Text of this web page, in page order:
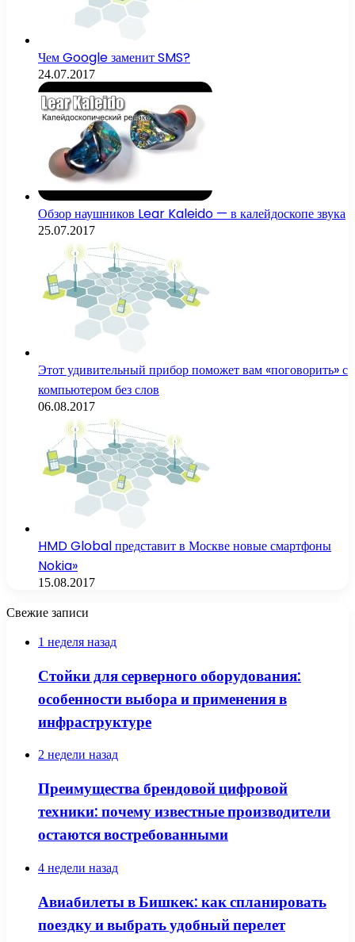
Чем Google заменит SMS?
24.07.2017
Обзор наушников Lear Kaleido — в калейдоскопе звука
25.07.2017
Этот удивительный прибор поможет вам «поговорить» с
компьютером без слов
06.08.2017
HMD Global представит в Москве новые смартфоны
Nokia»
15.08.2017
Свежие записи
1 неделя назад
Стойки для серверного оборудования:
особенности выбора и применения в
инфраструктуре
2 недели назад
Преимущества брендовой цифровой
техники: почему известные производители
остаются востребованными
4 недели назад
Авиабилеты в Бишкек: как спланировать
поездку и выбрать удобный перелет